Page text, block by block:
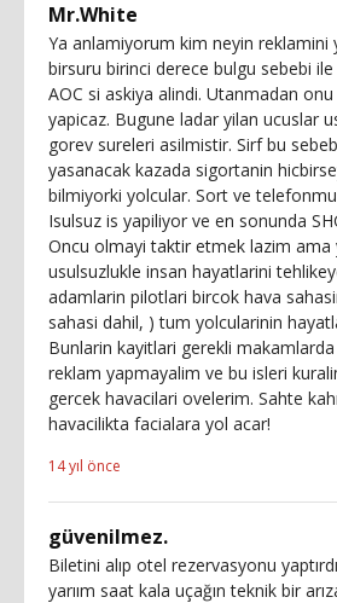
Mr.White
Ya anlamiyorum kim neyin reklamini
birsuru birinci derece bulgu sebebi
AOC si askiya alindi. Utanmadan
yapicaz. Bugune ladar yilan ucuslar
gorev sureleri asilmistir. Sirf bu
yasanacak kazada sigortanin
bilmiyorki yolcular. Sort ve
Isulsuz is yapiliyor ve en sonunda
Oncu olmayi taktir etmek lazim ama
usulsuzlukle insan hayatlarini
adamlarin pilotlari bircok hava
sahasi dahil, ) tum yolcularinin
Bunlarin kayitlari gerekli
reklam yapmayalim ve bu isleri
gercek havacilari ovelerim. Sahte
havacilikta facialara yol acar!
14 yıl önce
güvenilmez.
Biletini alıp otel rezervasyonu
yarıım saat kala uçağın teknik bir